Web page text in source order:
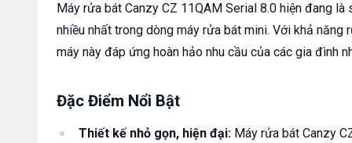
Máy rửa bát Canzy CZ 11QAM Serial 8.0 hiện đang
nhiều nhất trong dòng máy rửa bát mini. Với khả năng
máy này đáp ứng hoàn hảo nhu cầu của các gia đình
Đặc Điểm Nổi Bật
Thiết kế nhỏ gọn, hiện đại: Máy rửa bát Canzy